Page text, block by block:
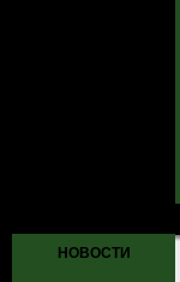
НОВОСТИ